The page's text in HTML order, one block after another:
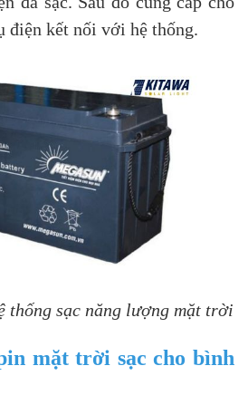
điện kết nối với hệ thống.
thống sạc năng lượng mặt trời
mặt trời sạc cho bình